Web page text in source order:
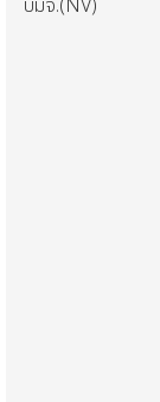
บมจ.(NV)